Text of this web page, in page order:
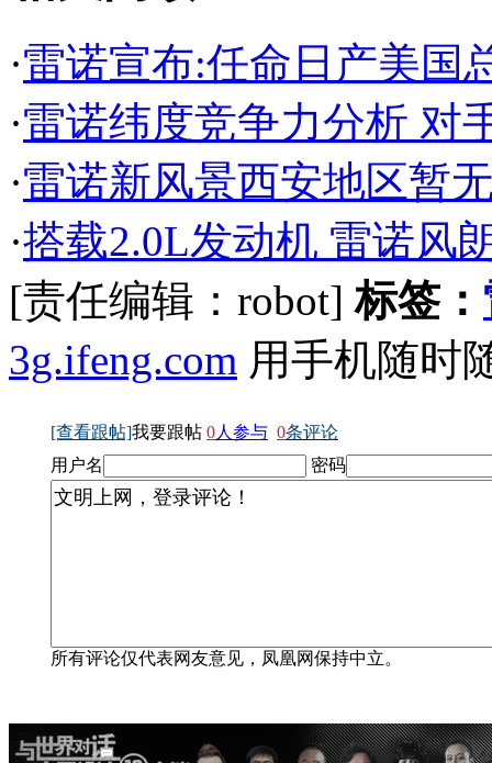
·雷诺宣布:任命日产美国
·雷诺纬度竞争力分析 对
·雷诺新风景西安地区暂
·搭载2.0L发动机 雷诺风
[责任编辑：robot]标签：
3g.ifeng.com 用手机随时
[查看跟帖]我要跟帖 0人参与 0条评论
用户名
密码
所有评论仅代表网友意见，凤凰网保持中立。